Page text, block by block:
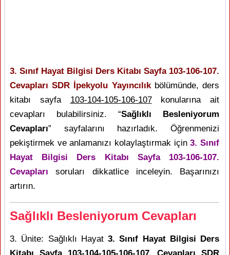
3. Sınıf Hayat Bilgisi Ders Kitabı Sayfa 103-106-107.
Cevapları SDR İpekyolu Yayıncılıkbölümünde, ders
kitabı sayfa 103-104-105-106-107konularına ait
cevapları bulabilirsiniz. “Sağlıklı Besleniyorum
Cevapları” sayfalarını hazırladık. Öğrenmenizi
pekiştirmek ve anlamanızı kolaylaştırmak için3. Sınıf
Hayat Bilgisi Ders Kitabı Sayfa 103-106-107.
Cevapları soruları dikkatlice inceleyin. Başarınızı
artırın.
Sağlıklı Besleniyorum Cevapları
3. Ünite: Sağlıklı Hayat 3. Sınıf Hayat Bilgisi Ders